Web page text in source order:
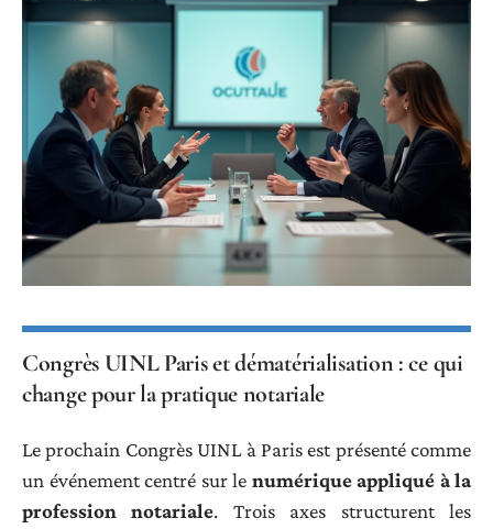
Congrès UINL Paris et dématérialisation : ce qui
change pour la pratique notariale
Le prochain Congrès UINL à Paris est présenté comme
un événement centré sur le numérique appliqué à la
profession notariale. Trois axes structurent les